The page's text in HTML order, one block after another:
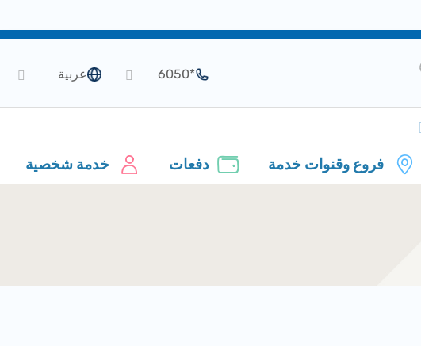
عربية *6050
فروع وقنوات خدمة دفعات خدمة شخصية